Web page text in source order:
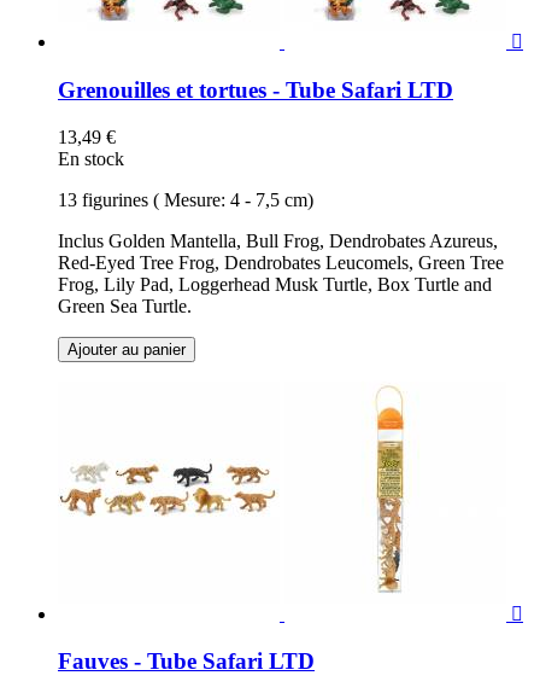

Grenouilles et tortues - Tube Safari LTD
13,49 €
En stock
13 figurines ( Mesure: 4 - 7,5 cm)
Inclus Golden Mantella, Bull Frog, Dendrobates Azureus,
Red-Eyed Tree Frog, Dendrobates Leucomels, Green Tree
Frog, Lily Pad, Loggerhead Musk Turtle, Box Turtle and
Green Sea Turtle.
Ajouter au panier

Fauves - Tube Safari LTD